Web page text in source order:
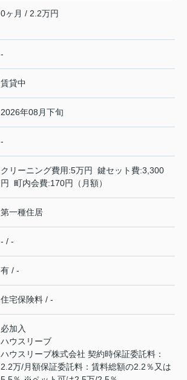
0ヶ月 / 2.2万円
-
賃貸中
2026年08月下旬
-
クリーニング費用:5万円 鍵セット費:3,300
円 町内会費:170円（月額）
第一種住居
- / -
有 / -
住宅保険料 / -
必加入
ハウスリーブ
ハウスリーブ株式会社 契約時保証委託料：
2.2万/月額保証委託料：賃料総額の2.2％又は